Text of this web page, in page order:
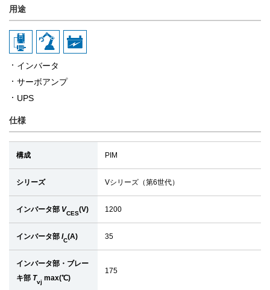
用途
インバータ
サーボアンプ
UPS
仕様
構成 PIM
シリーズ Vシリーズ（第6世代）
インバータ部 VCES(V) 1200
インバータ部 IC(A) 35
インバータ部・ブレー
キ部 Tvj max(℃)
175